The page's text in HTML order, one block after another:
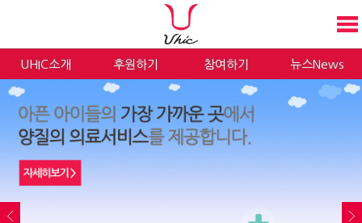
UHIC소개 후원하기 참여하기 뉴스News